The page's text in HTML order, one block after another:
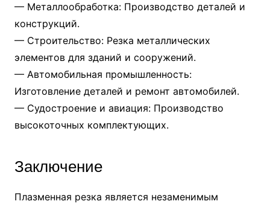
— Металлообработка: Производство деталей и
конструкций.
— Строительство: Резка металлических
элементов для зданий и сооружений.
— Автомобильная промышленность:
Изготовление деталей и ремонт автомобилей.
— Судостроение и авиация: Производство
высокоточных комплектующих.
Заключение
Плазменная резка является незаменимым